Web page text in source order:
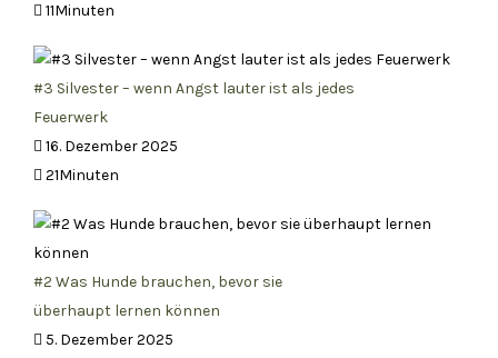
11Minuten
#3 Silvester – wenn Angst lauter ist als jedes
Feuerwerk
16. Dezember 2025
21Minuten
#2 Was Hunde brauchen, bevor sie
überhaupt lernen können
5. Dezember 2025